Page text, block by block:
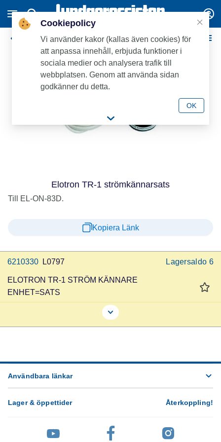
Elpatroner / Tbh Ackumulatortankar
Elotron TR-1 strömkännarsats
Till EL-ON-83D.
Kopiera Länk
6210330 L0797 Lagersaldo 6
ELOTRON TR-1 STRÖM KÄNNARE
ENHET=SATS
Användbara länkar
Lager & öppettider Återkoppling!
Cookiepolicy
Vi använder kakor (kallas även cookies) för
att anpassa innehåll, erbjuda funktioner i
sociala medier och analysera trafik till
webbplatsen. Genom att använda sidan
godkänner du detta.
OK